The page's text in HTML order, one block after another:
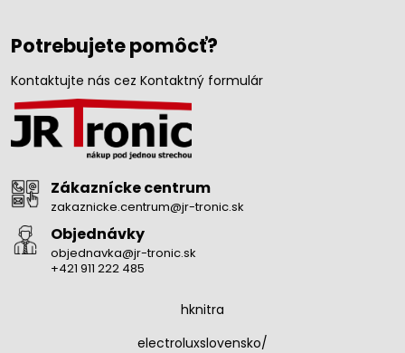
Potrebujete pomôcť?
Kontaktujte nás cez Kontaktný formulár
Zákaznícke centrum
zakaznicke.centrum@jr-tronic.sk
Objednávky
objednavka@jr-tronic.sk
+421 911 222 485
hknitra
electroluxslovensko/